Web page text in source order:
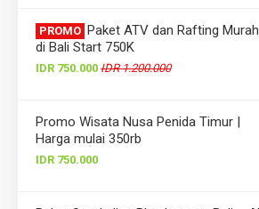
PROMO Paket ATV dan Rafting Murah
di Bali Start 750K
IDR 750.000 IDR 1.200.000
Promo Wisata Nusa Penida Timur |
Harga mulai 350rb
IDR 750.000